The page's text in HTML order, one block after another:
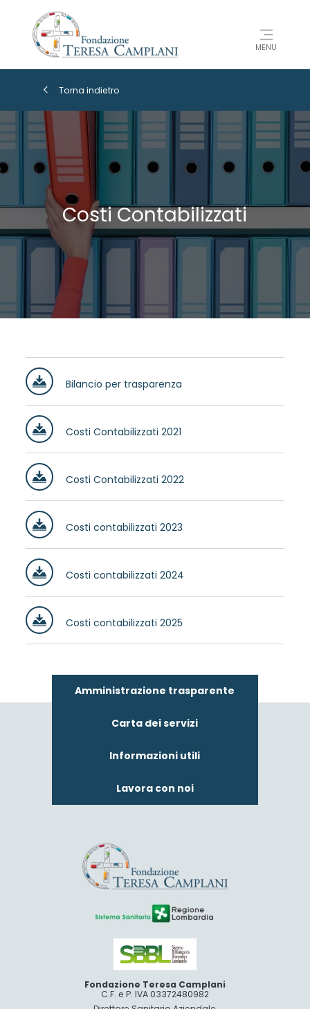
MENU
Torna indietro
Costi Contabilizzati
Bilancio per trasparenza
Costi Contabilizzati 2021
Costi Contabilizzati 2022
Costi contabilizzati 2023
Costi contabilizzati 2024
Costi contabilizzati 2025
Amministrazione trasparente
Carta dei servizi
Informazioni utili
Lavora con noi
Fondazione Teresa Camplani
C.F. e P. IVA 03372480982